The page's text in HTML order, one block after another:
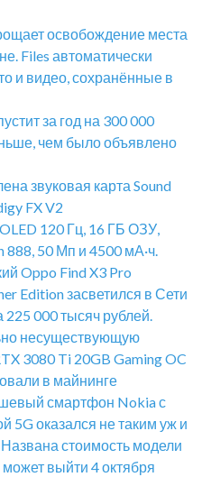
освобождение места
Files автоматически
и видео, сохранённые в
за год на 300 000
чем было объявлено
звуковая карта Sound
FX V2
120 Гц, 16 ГБ ОЗУ,
888, 50 Мп и 4500 мА·ч.
Oppo Find X3 Pro
Edition засветился в Сети
225 000 тысяч рублей.
несуществующую
3080 Ti 20GB Gaming OC
в майнинге
смартфон Nokia с
5G оказался не таким уж и
стоимость модели
выйти 4 октября